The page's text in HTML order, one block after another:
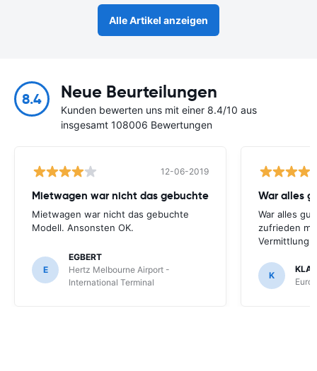
Alle Artikel anzeigen
8.4 Neue Beurteilungen
Kunden bewerten uns mit einer 8.4/10 aus
insgesamt 108006 Bewertungen
12-06-2019
Mietwagen war nicht das gebuchte
Mietwagen war nicht das gebuchte
Modell. Ansonsten OK.
E
EGBERT
Hertz Melbourne Airport -
International Terminal
War alles
War alles
zufrieden
Vermittlung
K